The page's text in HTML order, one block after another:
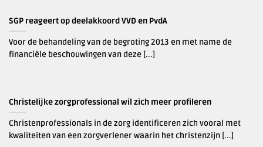
SGP reageert op deelakkoord VVD en PvdA
Voor de behandeling van de begroting 2013 en met name de
financiële beschouwingen van deze [...]
Christelijke zorgprofessional wil zich meer profileren
Christenprofessionals in de zorg identificeren zich vooral met
kwaliteiten van een zorgverlener waarin het christenzijn [...]